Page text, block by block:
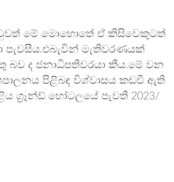
මේ මොහොතේ ඒ කිසිවෙකුටත්
පැවසීය.එබැවින් මැතිවරණයක්
ද ජනාධිපතිවරයා කීය.මේ වන
පිළිබඳ විශ්වාසය කඩවී ඇති
ග්‍රෑන්ඩ් හෝටලයේ පැවති 2023/